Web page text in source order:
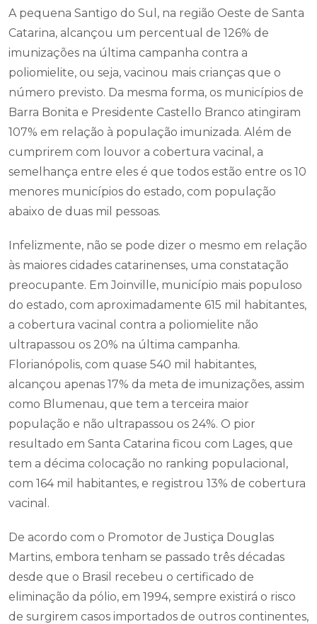
A pequena Santigo do Sul, na região Oeste de Santa
Catarina, alcançou um percentual de 126% de
imunizações na última campanha contra a
poliomielite, ou seja, vacinou mais crianças que o
número previsto. Da mesma forma, os municípios de
Barra Bonita e Presidente Castello Branco atingiram
107% em relação à população imunizada. Além de
cumprirem com louvor a cobertura vacinal, a
semelhança entre eles é que todos estão entre os 10
menores municípios do estado, com população
abaixo de duas mil pessoas.
Infelizmente, não se pode dizer o mesmo em relação
às maiores cidades catarinenses, uma constatação
preocupante. Em Joinville, município mais populoso
do estado, com aproximadamente 615 mil habitantes,
a cobertura vacinal contra a poliomielite não
ultrapassou os 20% na última campanha.
Florianópolis, com quase 540 mil habitantes,
alcançou apenas 17% da meta de imunizações, assim
como Blumenau, que tem a terceira maior
população e não ultrapassou os 24%. O pior
resultado em Santa Catarina ficou com Lages, que
tem a décima colocação no ranking populacional,
com 164 mil habitantes, e registrou 13% de cobertura
vacinal.
De acordo com o Promotor de Justiça Douglas
Martins, embora tenham se passado três décadas
desde que o Brasil recebeu o certificado de
eliminação da pólio, em 1994, sempre existirá o risco
de surgirem casos importados de outros continentes,